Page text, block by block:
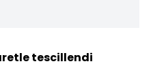
tescillendi